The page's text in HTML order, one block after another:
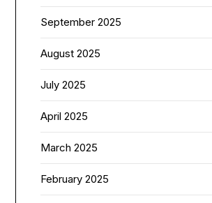
September 2025
August 2025
July 2025
April 2025
March 2025
February 2025